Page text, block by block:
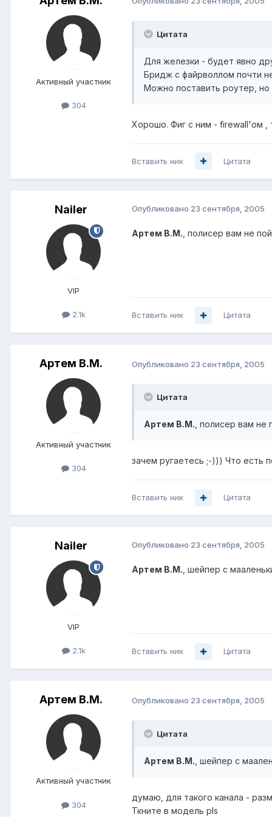
Активный участник
304
Цитата
Для железки - будет явно
Бридж с файрволлом почти
Можно поставить роутер, но
Хорошо. Фиг с ним - firewall'ом ,
Вставить ник Цитата
Nailer
VIP
2.1k
Опубликовано 23 сентября, 2005
Артем B.M. , полисер вам не
Вставить ник Цитата
Артем B.M.
Активный участник
304
Опубликовано 23 сентября, 2005
Цитата
Артем B.M. , полисер вам не
зачем ругаетесь ;-))) Что есть
Вставить ник Цитата
Nailer
VIP
2.1k
Опубликовано 23 сентября, 2005
Артем B.M. , шейпер с
Вставить ник Цитата
Артем B.M.
Активный участник
304
Опубликовано 23 сентября, 2005
Цитата
Артем B.M. , шейпер с
думаю, для такого канала -
Ткните в модель pls